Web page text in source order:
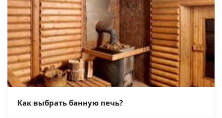
Как выбрать банную печь?